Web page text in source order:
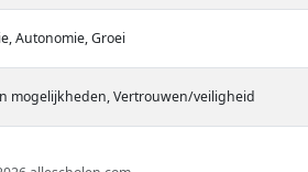
Autonomie, Groei
mogelijkheden, Vertrouwen/veiligheid